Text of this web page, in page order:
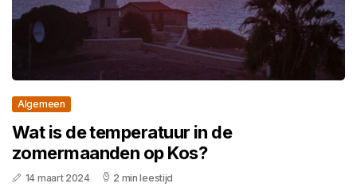
Algemeen
Wat is de temperatuur in de
zomermaanden op Kos?
14 maart 2024 2 min leestijd